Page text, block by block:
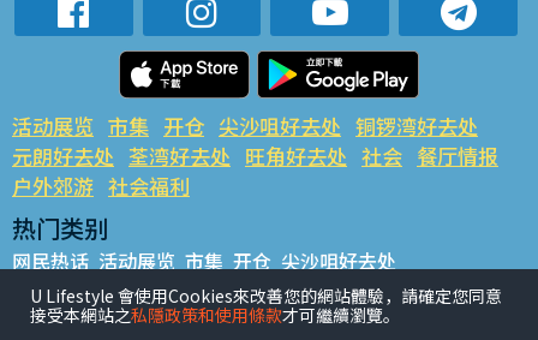
活动展览 市集 开仓 尖沙咀好去处 铜锣湾好去处
元朗好去处 荃湾好去处 旺角好去处 社会 餐厅情报
户外郊游 社会福利
热门类别
网民热话 活动展览 市集 开仓 尖沙咀好去处
铜锣湾好去处 元朗好去处 荃湾好去处 旺角好去处 社会
餐厅情报 户外郊游
U Lifestyle 會使用Cookies來改善您的網站體驗，請確定您同意
接受本網站之私隱政策和使用條款才可繼續瀏覽。